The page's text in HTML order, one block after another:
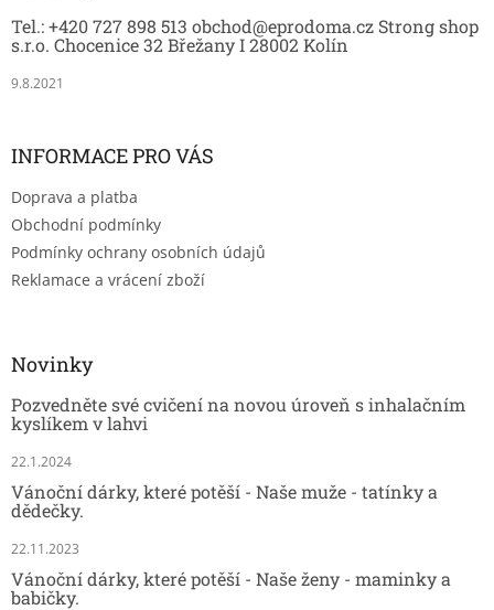
Tel.: +420 727 898 513 obchod@eprodoma.cz Strong shop
s.r.o. Chocenice 32 Břežany I 28002 Kolín
9.8.2021
INFORMACE PRO VÁS
Doprava a platba
Obchodní podmínky
Podmínky ochrany osobních údajů
Reklamace a vrácení zboží
Novinky
Pozvedněte své cvičení na novou úroveň s inhalačním
kyslíkem v lahvi
22.1.2024
Vánoční dárky, které potěší - Naše muže - tatínky a
dědečky.
22.11.2023
Vánoční dárky, které potěší - Naše ženy - maminky a
babičky.